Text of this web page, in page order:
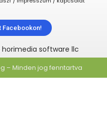
Facebookon!
software llc
– Minden jog fenntartva